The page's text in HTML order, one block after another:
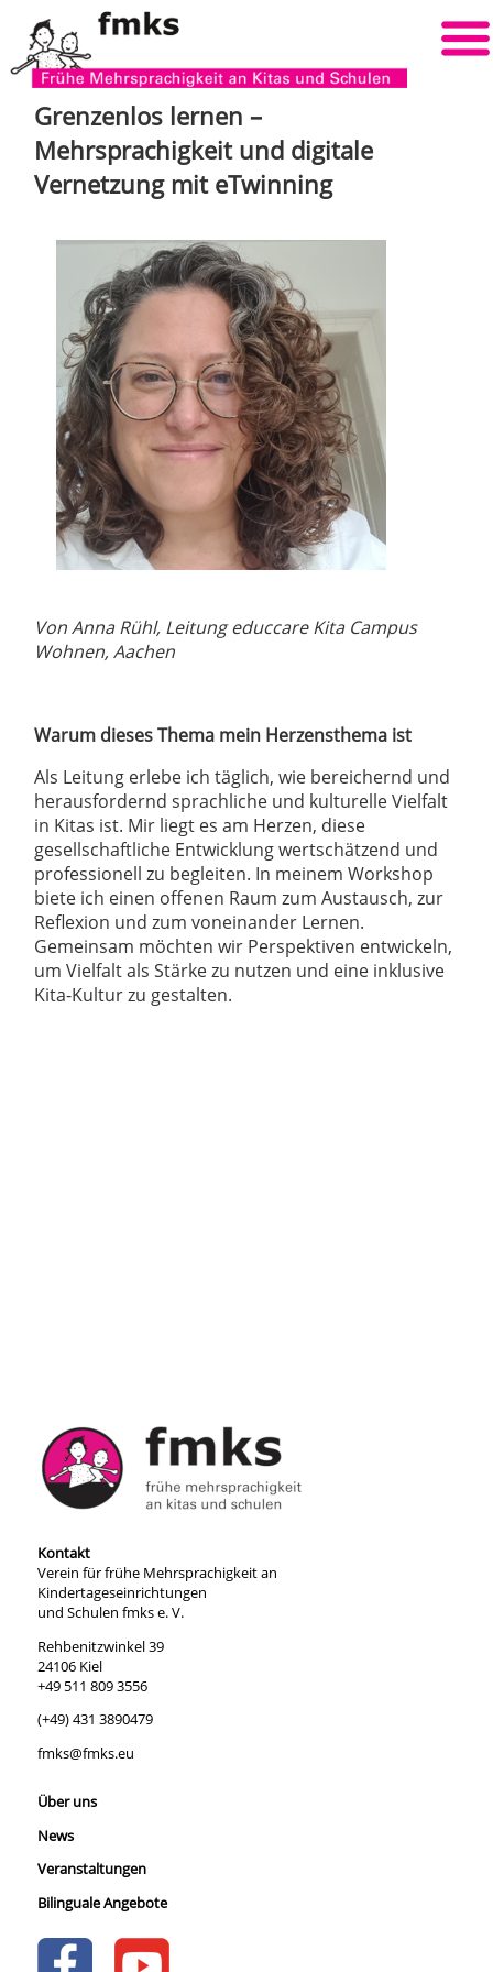
Grenzenlos lernen –
Mehrsprachigkeit und digitale
Vernetzung mit eTwinning
Von Anna Rühl, Leitung educcare Kita Campus
Wohnen, Aachen
Warum dieses Thema mein Herzensthema ist
Als Leitung erlebe ich täglich, wie bereichernd und
herausfordernd sprachliche und kulturelle Vielfalt
in Kitas ist. Mir liegt es am Herzen, diese
gesellschaftliche Entwicklung wertschätzend und
professionell zu begleiten. In meinem Workshop
biete ich einen offenen Raum zum Austausch, zur
Reflexion und zum voneinander Lernen.
Gemeinsam möchten wir Perspektiven entwickeln,
um Vielfalt als Stärke zu nutzen und eine inklusive
Kita-Kultur zu gestalten.
Kontakt
Verein für frühe Mehrsprachigkeit an
Kindertageseinrichtungen
und Schulen fmks e. V.
Rehbenitzwinkel 39
24106 Kiel
+49 511 809 3556
(+49) 431 3890479
fmks@fmks.eu
Über uns
News
Veranstaltungen
Bilinguale Angebote